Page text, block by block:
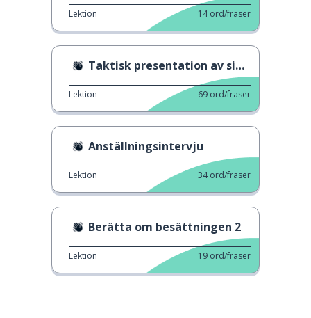
Lektion 14 ord/fraser
Taktisk presentation av sig själv
Lektion 69 ord/fraser
Anställningsintervju
Lektion 34 ord/fraser
Berätta om besättningen 2
Lektion 19 ord/fraser